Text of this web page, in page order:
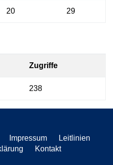
20 29
Zugriffe
238
Impressum
Leitlinien
Kontakt